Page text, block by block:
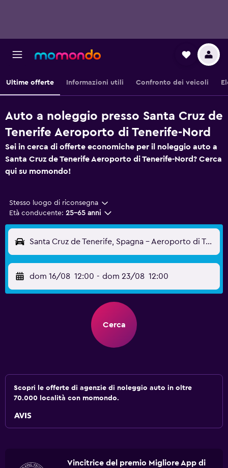
Ultime offerte Informazioni utili Confronto dei veicoli
Auto a noleggio presso Santa Cruz de
Tenerife Aeroporto di Tenerife-Nord
Sei in cerca di offerte economiche per il noleggio auto a
Santa Cruz de Tenerife Aeroporto di Tenerife-Nord? Cerca
qui su momondo!
Stesso luogo di riconsegna
Età conducente: 25-65 anni
Santa Cruz de Tenerife, Spagna - Aeroporto di Tenerife-Nord (TFN)
dom 16/08 12:00 - dom 23/08 12:00
Cerca
Scopri le offerte di agenzie di noleggio auto in oltre
70.000 località con momondo.
Vincitrice del premio Migliore App di